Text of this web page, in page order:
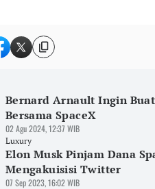
Bernard Arnault Ingin
Bersama SpaceX
02 Agu 2024, 12:37 WIB
Luxury
Elon Musk Pinjam Dana
Mengakuisisi Twitter
07 Sep 2023, 16:02 WIB